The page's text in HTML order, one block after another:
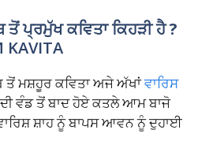
ਪ੍ਰਮੁੱਖ ਕਵਿਤਾ ਕਿਹੜੀ ਹੈ ?
KAVITA
ਤੋਂ ਮਸ਼ਹੂਰ ਕਵਿਤਾ ਅਜੇ ਅੱਖਾਂਵਾਰਿਸ
ਵੰਡ ਤੋਂ ਬਾਦ ਹੋਏ ਕਤਲੇ ਆਮ ਬਾਜੋ
ਸ਼ਾਹ ਨੂੰ ਬਾਪਸ ਆਵਨ ਨੂੰ ਦੁਹਾਈ